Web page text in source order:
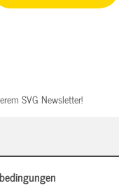
SVG Newsletter!